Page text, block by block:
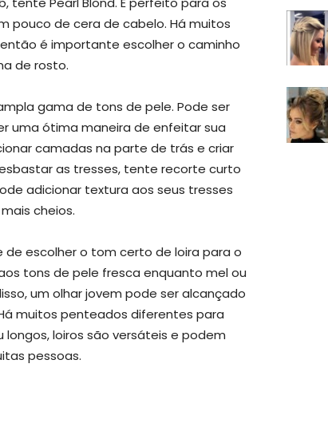
pouco de cera de cabelo. Há muitos
é importante escolher o caminho
de rosto.
gama de tons de pele. Pode ser
uma ótima maneira de enfeitar sua
camadas na parte de trás e criar
as tresses, tente recorte curto
adicionar textura aos seus tresses
cheios.
escolher o tom certo de loira para o
tons de pele fresca enquanto mel ou
um olhar jovem pode ser alcançado
muitos penteados diferentes para
loiros são versáteis e podem
pessoas.